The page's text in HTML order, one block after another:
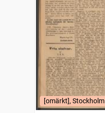
[omärkt], Stockholm